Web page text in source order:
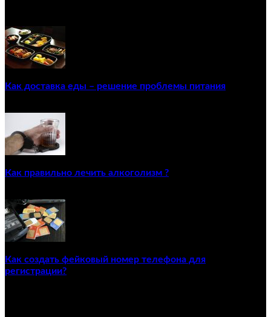
Как доставка еды – решение проблемы питания
Как правильно лечить алкоголизм ?
Как создать фейковый номер телефона для
регистрации?